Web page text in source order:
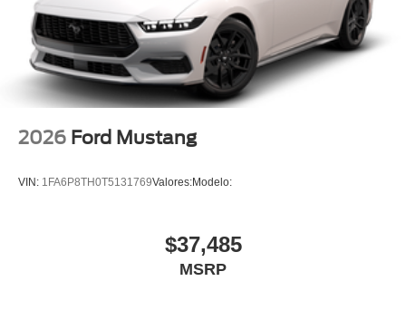
2026 Ford Mustang
VIN: 1FA6P8TH0T5131769Valores:Modelo:
$37,485
MSRP